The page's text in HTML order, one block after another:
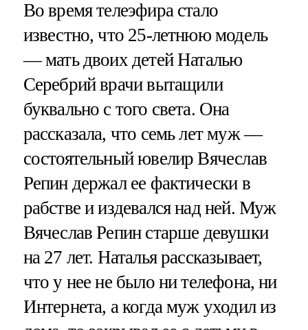
Во время телеэфира стало
известно, что 25-летнюю модель
— мать двоих детей Наталью
Серебрий врачи вытащили
буквально с того света. Она
рассказала, что семь лет муж —
состоятельный ювелир Вячеслав
Репин держал ее фактически в
рабстве и издевался над ней. Муж
Вячеслав Репин старше девушки
на 27 лет. Наталья рассказывает,
что у нее не было ни телефона, ни
Интернета, а когда муж уходил из